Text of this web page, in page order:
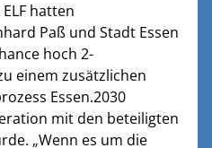
hatten
Paß und Stadt Essen
hoch 2-
einem zusätzlichen
Essen.2030
mit den beteiligten
„Wenn es um die